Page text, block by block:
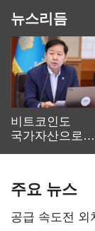
뉴스리듬
비트코인도
국가자산으로…'
주요 뉴스
공급 속도전